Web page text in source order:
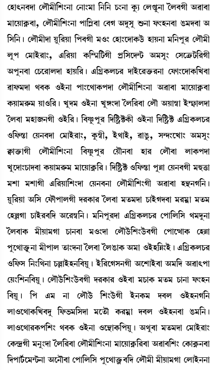
ëÒà;>¤ƒà ëºï³ã[Å}>à ë>à}³à [>[> W¡}>à Aå¡¸ ëºœ¡æ>à íº¤Kã "¯à¤à
³àìÚàA¥¡¤à, ëºï³ã[Å}>à šà[´Ã¤à ë¤K "ƒåÎå Ç¡>à ó¡}Ò>¤à R¡³ƒ¤à "
[Î[>¡ú ëºï³ãƒà Úå[¹Úà [š¤Kã ³*} ëÒà}ìƒàA¡l¡ü ÒàÚ>à ³[>šå¹ ëºï³ã
ºåš ë³àÒü¹à}, &[¹Úà A¡[´¶[i¡Kã šø[Îìƒ@i¡ "³Îå} ëÎìyû¡i¡[¹Kã
"šå>¤à ëW¡ì¹àºƒà ÒàÚ[¹¡ú &[NøA¡ºW¡¹ ƒàÒüì¹v¡û¡¹>à ëó¡à}ìƒàA¡[J¤à
¯àó¡³ƒà =¤A¡ *Òü>à šà}ì=àA¡šƒà ëºï³ã[Å}>à "¯à¤à ³àìÚàA¥¡¤à
A¡Úà³¹ç¡³ Úà*[¹¡ú Jåƒ³ *Òü>à JåU}ƒà íº[¹¤à ëºï "Úà´¬à Òü´£¡àºƒà
íº¤à ³Òà\>Kã *Òü[¹¡ú [¤Ìå¡šå¹ [ƒ[Ê¡öC¡A¡ã *Òü>à [ƒ[Ê¡öC¡ &[NøA¡ºW¡¹
*[ó¡Ñzà ëÚ>¤ƒà ë³àÒü¹à}, Aå¡´¬ã, Òü=àÒü, ¯àRå¡, Î@ƒ}ìJà} "³Îå}
E¡àv¡û¡àKã ëºï³ã[Å}>à [¤Ìå¡šå¹ ëÚï>¤à Òà¹ ëºï¤à ºàA¡šƒà
Jåìƒà}W¡àƒ¤à A¡Úà³¹ç¡³ ³àìÚàA¥¡[¹¡ú [ƒ[Ê¡öC¡ *[ó¡Ñzà šåÄà ëÚ>¤Kã ³×v¡à
³Åà ³ÅàKã &[¹Úà[Å}ƒà ëÚ>¤>à ëºï³ã[Å}Kã "¯à¤à Ò”‚>K[>¡ú
Úå[¹Úà "[Î ëó¡ïšàºKã ƒ¹A¡à¹ íº¤à ³t¡³ƒà W¡àÒüKƒ¤à ³¹³¥à ³t¡³
ëÒÀKà W¡àÒü¹¤[ƒ "ì¹´¬[>¡ú ³[>šå¹ƒà &[NøA¡ºW¡¹ ëšà[º[Î =³ƒå>à
íº¤àA¡ ³ãÚà³Kà W¡à>¤à ³*}ƒà ëºïl¡ü[Å}l¡ü¤Kã ëšàìxàA¡ ëÒÄà
šåì=àv¡ûå¡>à ³ãšàº t¡à}ƒ>à íº¤à íºR¡àA¡ "³à *ÒüÒ[Ä}Òü¡ú &[NøA¡ºW¡¹
*[ó¡Î [>}[=>à W¡ÀàÒüÒ>[¤Úå¡ú Òü[¹ìKÎ>Kã "ìÅàÒü¤à "³[ƒ "¯à;šà
ëÚ}[Å>[¤Úå¡ú ëºïl¡ü[Å}l¡ü¤Kã ƒ¹A¡à¹ *Òü¤à ³W¡àA¡ ³t¡³ W¡à>à ó¡}Ò>
[¤Úå¡ú [š &³ >à ëºïl¡ü [Å}l¡üKã Òü>A¡³ ƒ¤º *ÒüÒ>K[>
ºà*ì=àA¡[J¤ƒå [ó¡®¡³[Îƒà ³ìt¡ï A¡¹³¥à ƒ¤º *ÒüÒ>¤à R¡³[>¡ú
ºà*ì=à¹A¡š[Å} =¤A¡ *Òü>à *ì”‚àA¡[šÚå¡ú "=å¤à ³t¡³ƒà ë³àÒü¹à}
ëA¡@ƒøKã ³>å}ƒà íº[¹¤à ëºï³ã[Å}>à ³àìÚàA¥¡[¹¤à "¯à¤[Å} ëA¡àA¥¡>¤à
[ƒšài¢¡ì³@i¡>à "ì>ï¤à ëšà[º[Î šåì=àv¡ûö¡¤[ƒ ëºï³ã ³ãÚà³Kà ëºàÒü>>à